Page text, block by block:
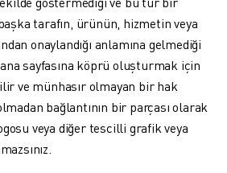
tarafın, ürünün, hizmetin veya
onaylandığı anlamına gelmediği
sayfasına köprü oluşturmak için
ve münhasır olmayan bir hak
bağlantının bir parçası olarak
veya diğer tescilli grafik veya